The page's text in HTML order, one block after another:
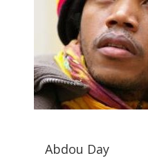
Abdou Day